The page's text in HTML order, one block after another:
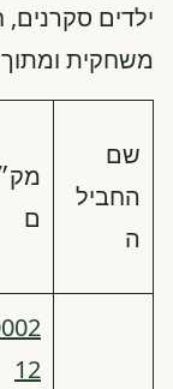
ילדים סקרנים,
משחקית ומתוך
שם
החביל
ה
ם
12